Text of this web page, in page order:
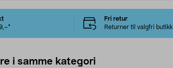
Fri retur
Returner til valgfri butikk
i samme kategori